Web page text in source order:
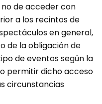
de acceder con
a los recintos de
en general,
de la obligación de
de eventos según la
permitir dicho acceso
circunstancias